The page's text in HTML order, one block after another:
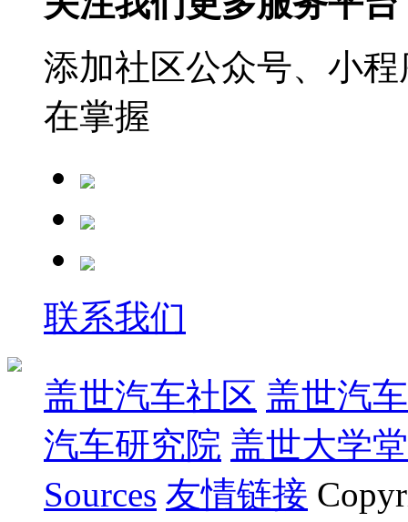
添加社区公众号、小
在掌握
联系我们
盖世汽车社区 盖世汽
汽车研究院 盖世大学堂
Sources 友情链接